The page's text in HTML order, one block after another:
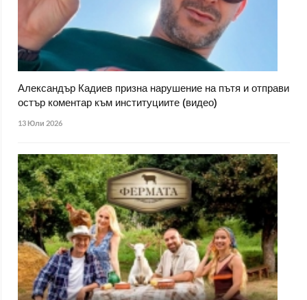
Александър Кадиев призна нарушение на пътя и отправи
остър коментар към институциите (видео)
13 Юли 2026